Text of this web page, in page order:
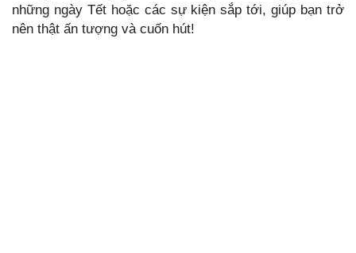
những ngày Tết hoặc các sự kiện sắp tới, giúp bạn trở
nên thật ấn tượng và cuốn hút!